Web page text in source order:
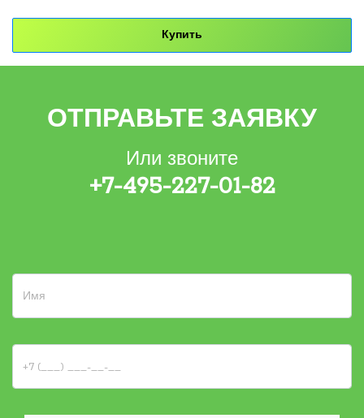
Купить
ОТПРАВЬТЕ ЗАЯВКУ
Или звоните
+7-495-227-01-82